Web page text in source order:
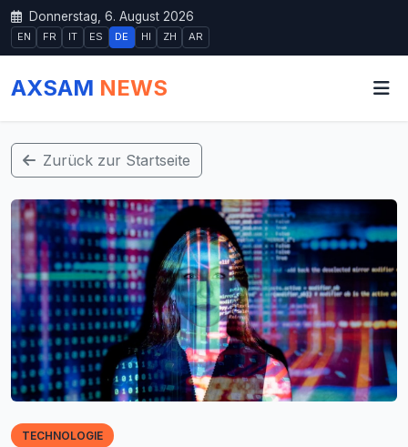
Donnerstag, 6. August 2026
EN FR IT ES DE HI ZH AR
AXSAM NEWS
Zurück zur Startseite
TECHNOLOGIE